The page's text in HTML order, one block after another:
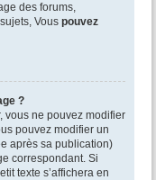
des forums,
Vous pouvez
?
vous ne pouvez modifier
pouvez modifier un
après sa publication)
correspondant. Si
texte s’affichera en